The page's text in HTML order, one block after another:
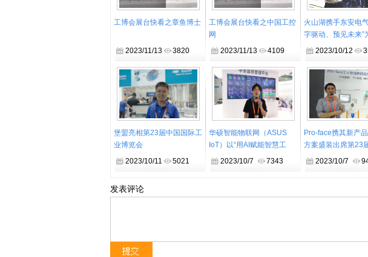
工博会展台快看之章鱼博士
2023/11/13 3820
工博会展台快看之中国工控
网
2023/11/13
4109
火山湖携手东安电
字驱动、预见未来”
亮相第23届中国国
览会
2023/10/12
堡盟亮相第23届中国国际工
业博览会
2023/10/11
5021
华硕智能物联网（ASUS
IoT）以“用AI赋能智慧工
厂”为主题亮相第23届中国
国际工业博览会
2023/10/7 7343
Pro-face携其新产
方案盛装出席第23
际工业博览会
2023/10/7
发表评论